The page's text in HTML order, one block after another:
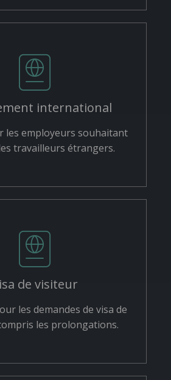
international
les employeurs souhaitant
travailleurs étrangers.
de visiteur
les demandes de visa de
les prolongations.